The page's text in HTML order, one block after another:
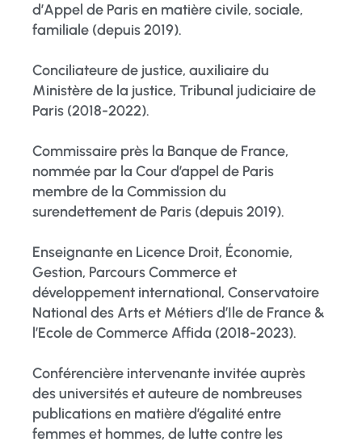
d’Appel de Paris en matière civile, sociale,
familiale (depuis 2019).
Conciliateure de justice, auxiliaire du
Ministère de la justice, Tribunal judiciaire de
Paris (2018-2022).
Commissaire près la Banque de France,
nommée par la Cour d’appel de Paris
membre de la Commission du
surendettement de Paris (depuis 2019).
Enseignante en Licence Droit, Économie,
Gestion, Parcours Commerce et
développement international, Conservatoire
National des Arts et Métiers d’Ile de France &
l’Ecole de Commerce Affida (2018-2023).
Conférencière intervenante invitée auprès
des universités et auteure de nombreuses
publications en matière d’égalité entre
femmes et hommes, de lutte contre les